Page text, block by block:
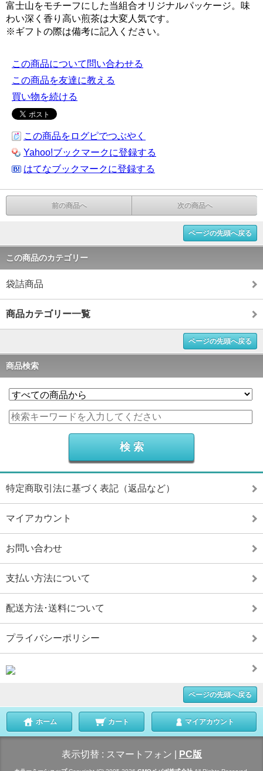
富士山をモチーフにした当組合オリジナルパッケージ。味
わい深く香り高い煎茶は大変人気です。
※ギフトの際は備考に記入ください。
この商品について問い合わせる
この商品を友達に教える
買い物を続ける
この商品をログピでつぶやく
Yahoo!ブックマークに登録する
はてなブックマークに登録する
前の商品へ 次の商品へ
ページの先頭へ戻る
この商品のカテゴリー
袋詰商品
商品カテゴリー一覧
ページの先頭へ戻る
商品検索
特定商取引法に基づく表記（返品など）
マイアカウント
お問い合わせ
支払い方法について
配送方法･送料について
プライバシーポリシー
ページの先頭へ戻る
ホーム カート マイアカウント
表示切替 : スマートフォン PC版